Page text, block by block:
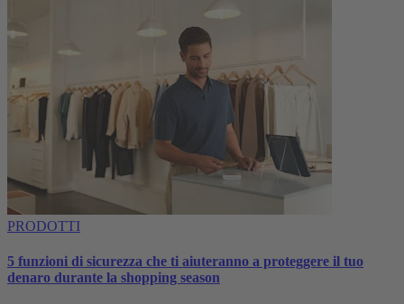
PRODOTTI
5 funzioni di sicurezza che ti aiuteranno a proteggere il tuo
denaro durante la shopping season